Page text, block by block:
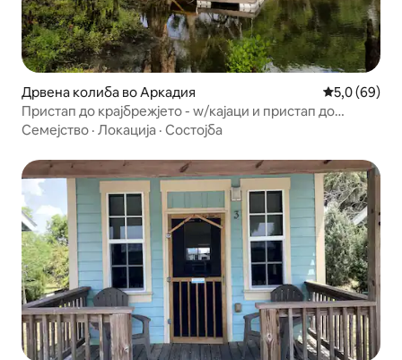
Дрвена колиба во Аркадия Просечна
5,0 (69)
Пристап до крајбрежјето - w/кајаци и пристап до
реката Мир
Семејство · Локација · Состојба